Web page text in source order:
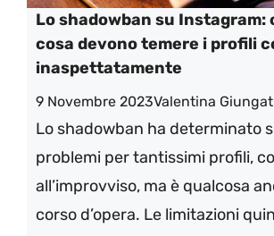
Lo shadowban su Instagram:
cosa devono temere i profili
inaspettatamente
9 Novembre 2023Valentina
Lo shadowban ha determinato
problemi per tantissimi profili,
all’improvviso, ma è qualcosa
corso d’opera. Le limitazioni